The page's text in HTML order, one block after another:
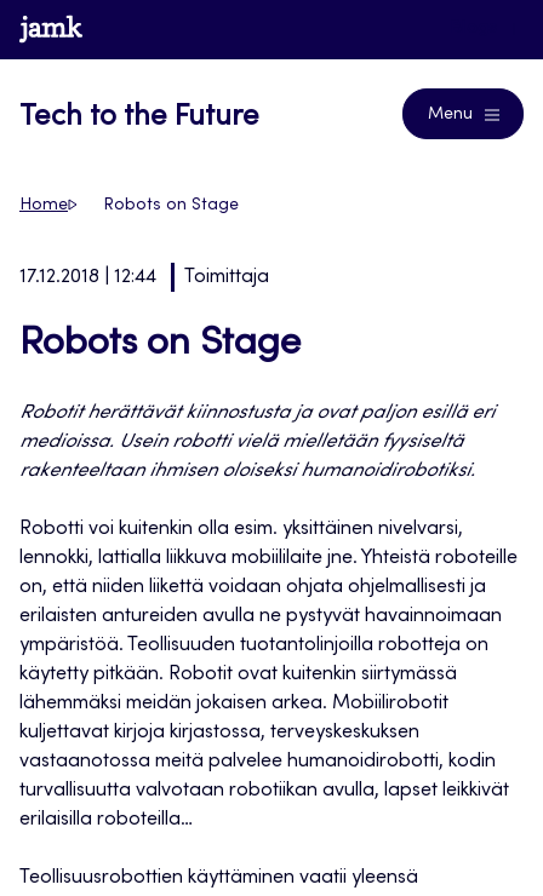
Siirry
suoraan
www.jamk.fi
Tech to the Future Menu
Home Robots on Stage
17.12.2018 | 12:44 Toimittaja
Robots on Stage
Robotit herättävät kiinnostusta ja ovat paljon esillä eri
medioissa. Usein robotti vielä mielletään fyysiseltä
rakenteeltaan ihmisen oloiseksi humanoidirobotiksi.
Robotti voi kuitenkin olla esim. yksittäinen nivelvarsi,
lennokki, lattialla liikkuva mobiililaite jne. Yhteistä roboteille
on, että niiden liikettä voidaan ohjata ohjelmallisesti ja
erilaisten antureiden avulla ne pystyvät havainnoimaan
ympäristöä. Teollisuuden tuotantolinjoilla robotteja on
käytetty pitkään. Robotit ovat kuitenkin siirtymässä
lähemmäksi meidän jokaisen arkea. Mobiilirobotit
kuljettavat kirjoja kirjastossa, terveyskeskuksen
vastaanotossa meitä palvelee humanoidirobotti, kodin
turvallisuutta valvotaan robotiikan avulla, lapset leikkivät
erilaisilla roboteilla…
Teollisuusrobottien käyttäminen vaatii yleensä